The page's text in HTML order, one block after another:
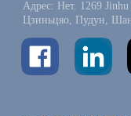
Адрес: Нет. 1269
Цзиньцяо, Пудун,